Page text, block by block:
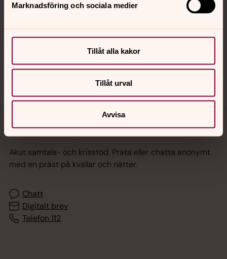
Marknadsföring och sociala medier
Tillåt alla kakor
Tillåt urval
Avvisa
Hitta snabbt
Jourhavande präst
Akut samtals- och krisstöd. Prata eller chatta anonymt
med en präst på kvällar och nätter.
Chatt
Digitalt brev
Telefon 112